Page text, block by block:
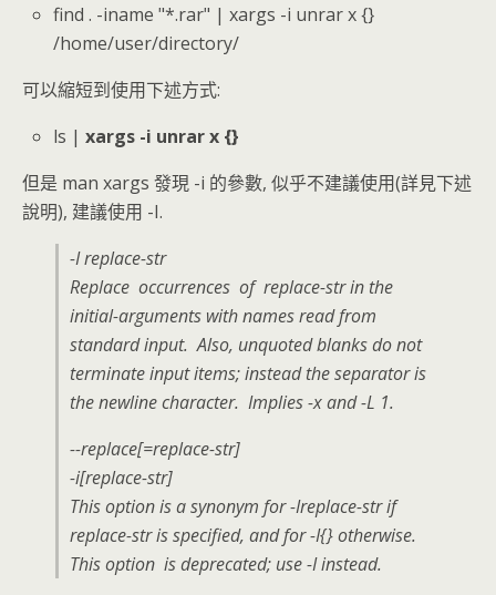
find . -iname "*.rar" | xargs -i unrar x {}
/home/user/directory/
可以縮短到使用下述方式:
ls |xargs -i unrar x {}
但是 man xargs 發現 -i 的參數, 似乎不建議使用(詳見下述
說明), 建議使用 -I.
-I replace-str
Replace occurrences of replace-str in the
initial-arguments with names read from
standard input. Also, unquoted blanks do not
terminate input items; instead the separator is
the newline character. Implies -x and -L 1.
--replace[=replace-str]
-i[replace-str]
This option is a synonym for -Ireplace-str if
replace-str is specified, and for -I{} otherwise.
This option is deprecated; use -I instead.